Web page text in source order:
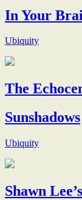
In Your
Ubiquity
The
Sunshadows
Ubiquity
Shawn